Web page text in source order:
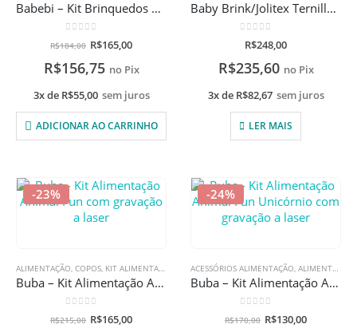
Babebi – Kit Brinquedos Educativos
de 5
R$184,00 R$165,00
R$156,75 no Pix
3x de R$55,00 sem juros
ADICIONAR AO CARRINHO
Baby Brink/Jolitex Ternille – Kit Mickey Mouse
de 5
R$248,00
R$235,60 no Pix
3x de R$82,67 sem juros
LER MAIS
-23%
ALIMENTAÇÃO, COPOS, KIT ALIMENTAÇÃO PRATOS E BOWLS,PROMOÇÕES ,TALHERES
Buba – Kit Alimentação Animal Fun com gravação a laser
de 5
R$215,00 R$165,00
-24%
ACESSÓRIOS ALIMENTAÇÃO, ALIMENTAÇÃO
Buba – Kit Alimentação Animal Fun Unicórnio com gravação a laser
de 5
R$170,00 R$130,00